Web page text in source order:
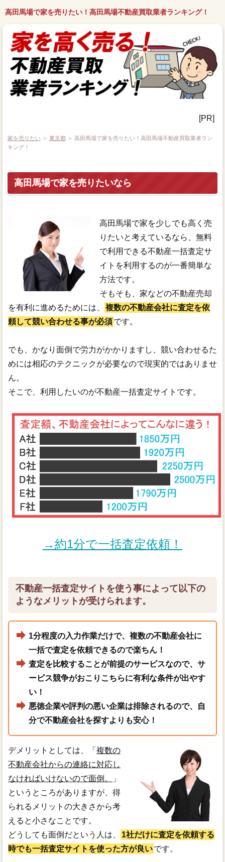
高田馬場で家を売りたい！高田馬場不動産買取業者ランキング！
[PR]
家を売りたい ＞ 東京都 ＞ 高田馬場で家を売りたい！高田馬場不動産買取業者ラン
キング！
高田馬場で家を売りたいなら
高田馬場で家を少しでも高く売
りたいと考えているなら、無料
で利用できる不動産一括査定サ
イトを利用するのが一番簡単な
方法です。
そもそも、家などの不動産売却
を有利に進めるためには、
複数の不動産会社に査定を依
頼して競い合わせる事が必須です。
でも、かなり面倒で労力がかかりますし、競い合わせるた
めには相応のテクニックが必要なので現実的ではありませ
ん。
そこで、利用したいのが不動産一括査定サイトです。
→約1分で一括査定依頼！
不動産一括査定サイトを使う事によって以下の
ようなメリットが受けられます。
1分程度の入力作業だけで、複数の不動産会社に
一括で査定を依頼できるので楽ちん！
査定を比較することが前提のサービスなので、サ
ービス競争がおこりこちらに有利な条件が出やす
い！
悪徳企業や評判の悪い企業は排除されるので、自
分で不動産会社を探すよりも安心！
デメリットとしては、「 複数の
不動産会社からの連絡に対応し
なければいけないので面倒。
」
というところがありますが、得
られるメリットの大きさから考
えると小さなことです。
どうしても面倒だという人は、
1社だけに査定を依頼する
時でも一括査定サイトを使った方が良いです。